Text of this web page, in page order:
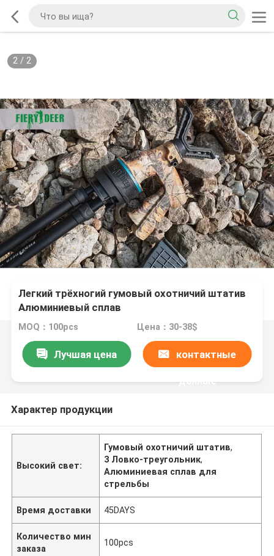
2/ 2
Легкий трёхногий гумовый охотничий штатив
Алюминиевый сплав
MOQ：100pcs Цена：30-38$
Лучшая цена контактные
данные
Характер продукции
Высокий свет:
Гумовый охотничий штатив,
3 Ловко-треугольник,
Алюминиевая сплав для
стрельбы
Время доставки 45DAYS
Количество мин
заказа
100pcs